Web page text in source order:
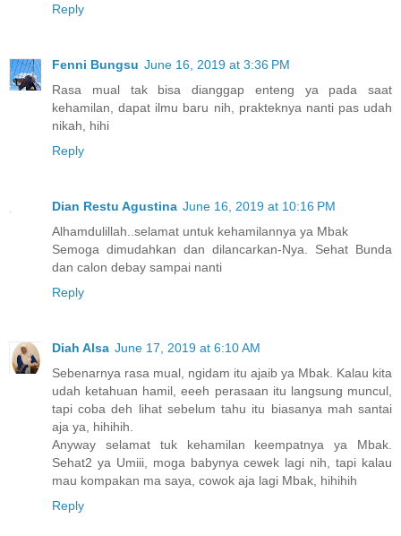
Reply
Fenni Bungsu June 16, 2019 at 3:36 PM
Rasa mual tak bisa dianggap enteng ya pada saat
kehamilan, dapat ilmu baru nih, prakteknya nanti pas udah
nikah, hihi
Reply
Dian Restu Agustina June 16, 2019 at 10:16 PM
Alhamdulillah..selamat untuk kehamilannya ya Mbak
Semoga dimudahkan dan dilancarkan-Nya. Sehat Bunda
dan calon debay sampai nanti
Reply
Diah Alsa June 17, 2019 at 6:10 AM
Sebenarnya rasa mual, ngidam itu ajaib ya Mbak. Kalau kita
udah ketahuan hamil, eeeh perasaan itu langsung muncul,
tapi coba deh lihat sebelum tahu itu biasanya mah santai
aja ya, hihihih.
Anyway selamat tuk kehamilan keempatnya ya Mbak.
Sehat2 ya Umiii, moga babynya cewek lagi nih, tapi kalau
mau kompakan ma saya, cowok aja lagi Mbak, hihihih
Reply